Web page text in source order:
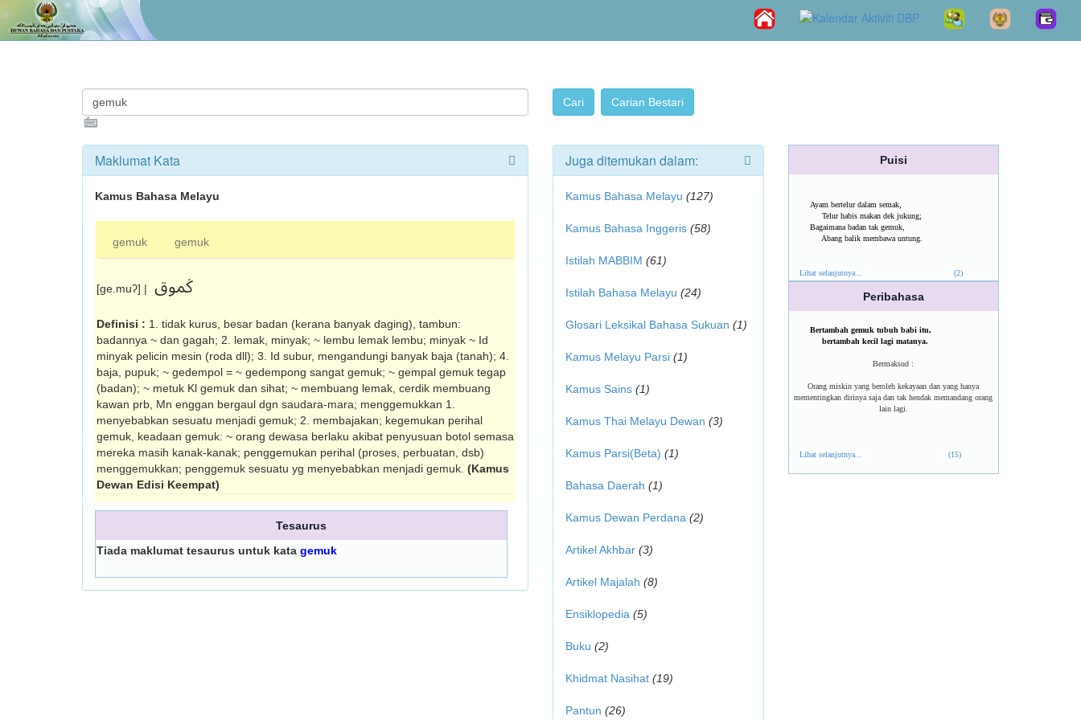
Maklumat Kata
Kamus Bahasa Melayu
gemuk gemuk
[ge.muʔ] | ݢموق
Definisi : 1. tidak kurus, besar badan (kerana banyak daging), tambun:
badannya ~ dan gagah; 2. lemak, minyak; ~ lembu lemak lembu; minyak ~ Id
minyak pelicin mesin (roda dll); 3. Id subur, mengandungi banyak baja (tanah); 4.
baja, pupuk; ~ gedempol = ~ gedempong sangat gemuk; ~ gempal gemuk tegap
(badan); ~ metuk Kl gemuk dan sihat; ~ membuang lemak, cerdik membuang
kawan prb, Mn enggan bergaul dgn saudara-mara; menggemukkan 1.
menyebabkan sesuatu menjadi gemuk; 2. membajakan; kegemukan perihal
gemuk, keadaan gemuk: ~ orang dewasa berlaku akibat penyusuan botol semasa
mereka masih kanak-kanak; penggemukan perihal (proses, perbuatan, dsb)
menggemukkan; penggemuk sesuatu yg menyebabkan men­jadi gemuk. (Kamus
Dewan Edisi Keempat)
Tesaurus
Tiada maklumat tesaurus untuk kata gemuk
Juga ditemukan dalam:
Kamus Bahasa Melayu (127)
Kamus Bahasa Inggeris (58)
Istilah MABBIM (61)
Istilah Bahasa Melayu (24)
Glosari Leksikal Bahasa Sukuan (1)
Kamus Melayu Parsi (1)
Kamus Sains (1)
Kamus Thai Melayu Dewan (3)
Kamus Parsi(Beta) (1)
Bahasa Daerah (1)
Kamus Dewan Perdana (2)
Artikel Akhbar (3)
Artikel Majalah (8)
Ensiklopedia (5)
Buku (2)
Khidmat Nasihat (19)
Pantun (26)
Puisi
Ayam bertelur dalam semak,
Telur habis makan dek jukung;
Bagaimana badan tak gemuk,
Abang balik membawa untung.
Lihat selanjutnya... (2)
Peribahasa
Bertambah gemuk tubuh babi itu,
bertambah kecil lagi matanya.
Bermaksud :
Orang miskin yang beroleh kekayaan dan yang hanya
mementingkan dirinya saja dan tak hendak memandang orang
lain lagi.
Lihat selanjutnya... (15)